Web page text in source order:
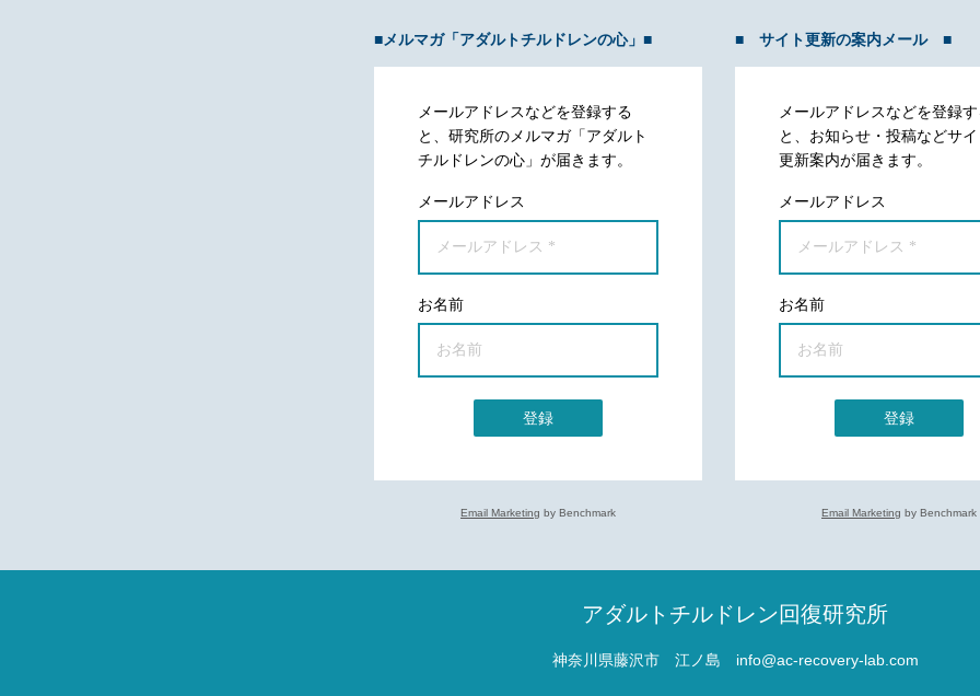
■メルマガ「アダルトチルドレンの心」■
メールアドレスなどを登録する
と、研究所のメルマガ「アダルト
チルドレンの心」が届きます。
メールアドレス
お名前
登録
Email Marketing by Benchmark
■ サイト更新の案内メール ■
メールアドレスなどを登録
と、お知らせ・投稿などサ
更新案内が届きます。
メールアドレス
お名前
登録
Email Marketing by Benchmark
アダルトチルドレン回復研究所
神奈川県藤沢市 江ノ島 info@ac-recovery-lab.com